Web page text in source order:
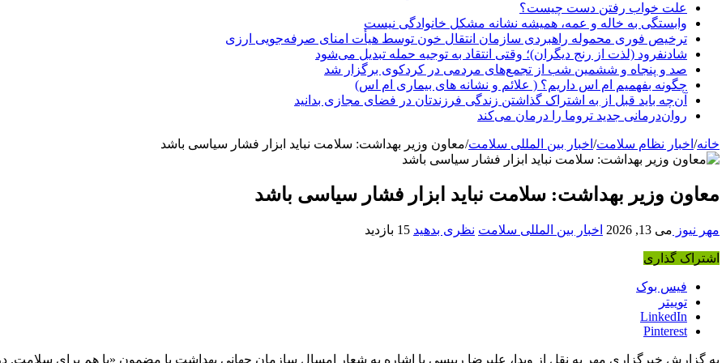
علت خواب رفتن دست چیست؟
وابستگی به خاله و عمه، همیشه نشانه مشکل خانوادگی نیست
ترخیص فوری محموله راهبردی سازمان انتقال خون توسط هیأت امنای صرفه‌جویی ارزی
شادنفرود (لذت از رنج دیگران)؛ وقتی انتقاد به توجیه حمله تبدیل می‌شود
صد و پنجاه‌ و ششمین شب از تجمع‌های مردمی در کردکوی برگزار شد
چگونه بفهمیم ام اس داریم؟ ( علائم و نشانه های بیماری ام اس)
آن‌چه باید قبل از به اشتراک گذاشتن زندگی فرزندتان در فضای مجازی بدانید
روان‌درمانی جدید تروما را درمان می‌کند
خانه/ اخبار نظام سلامت/ اخبار بین المللی سلامت/معاون وزیر بهداشت: سلامت نباید ابزار فشار سیاسی باشد
معاون وزیر بهداشت: سلامت نباید ابزار فشار سیاسی باشد
مهر نیوز می 13, 2026 اخبار بین المللی سلامت نظری بدهید 15 بازدید
اشتراک گذاری
فیس بوک
توییتر
LinkedIn
Pinterest
به گزارش خبرگزاری مهر به نقل از وبدا، علیرضا رییسی با اشاره به شعار امسال سازمان جهانی بهداشت با مضمون «با هم برای سلامت. در